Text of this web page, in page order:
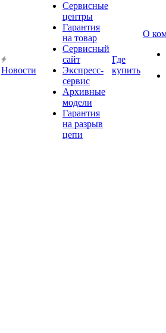
Новости
Сервисные
центры
Гарантия
на товар
Сервисный
сайт
Экспресс-
сервис
Архивные
модели
Гарантия
на разрыв
цепи
Где
купить
О